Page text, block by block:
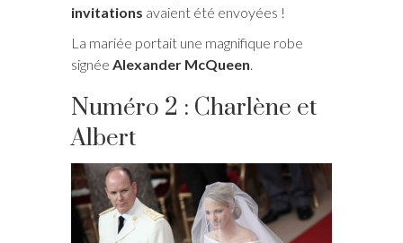
invitations avaient été envoyées !
La mariée portait une magnifique robe
signée Alexander McQueen.
Numéro 2 : Charlène et
Albert